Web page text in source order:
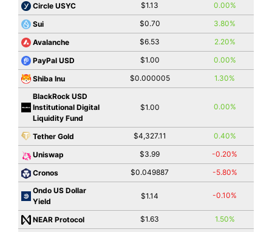
Circle USYC $1.13 0.00%
Sui $0.70 3.80%
Avalanche $6.53 2.20%
PayPal USD $1.00 0.00%
Shiba Inu $0.000005
1.30%
BlackRock USD
Institutional Digital
Liquidity Fund
$1.00 0.00%
Tether Gold $4,327.11 0.40%
Uniswap $3.99 -0.20%
Cronos $0.049887
-5.80%
Ondo US Dollar
Yield
$1.14 -0.10%
NEAR Protocol $1.63 1.50%